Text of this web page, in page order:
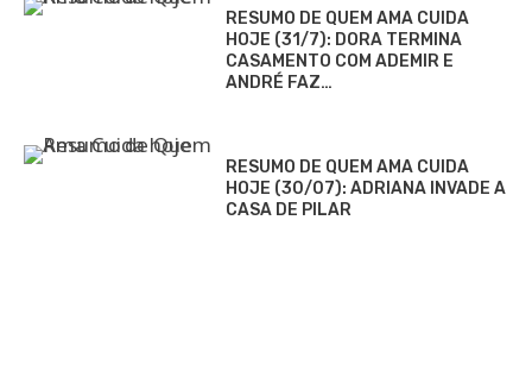
RESUMO DE QUEM AMA CUIDA
HOJE (31/7): DORA TERMINA
CASAMENTO COM ADEMIR E
ANDRÉ FAZ…
RESUMO DE QUEM AMA CUIDA
HOJE (30/07): ADRIANA INVADE A
CASA DE PILAR